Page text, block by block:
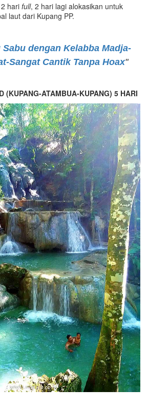
harifull, 2 hari lagi alokasikan untuk
laut dari Kupang PP.
Sabu dengan Kelabba Madja-
Sangat Cantik Tanpa Hoax"
(KUPANG-ATAMBUA-KUPANG) 5 HARI